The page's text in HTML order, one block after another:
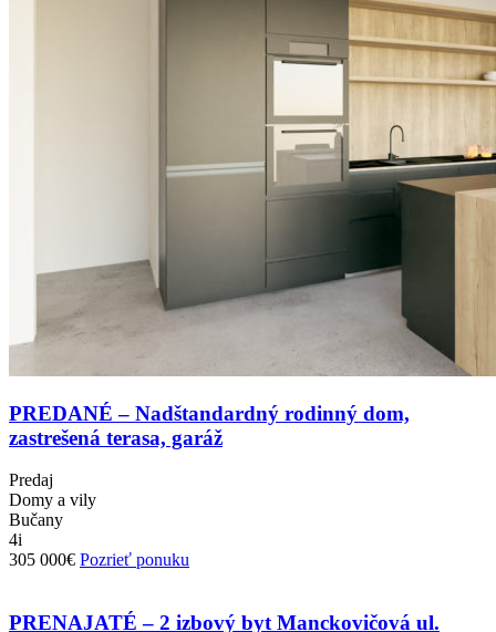
PREDANÉ – Nadštandardný rodinný dom,
zastrešená terasa, garáž
Predaj
Domy a vily
Bučany
4i
305 000€ Pozrieť ponuku
PRENAJATÉ – 2 izbový byt Manckovičová ul.